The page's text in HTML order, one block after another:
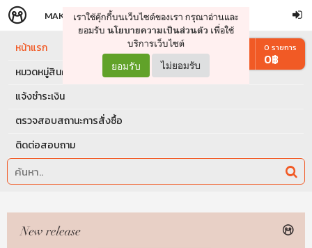
จัดการรถเข็น ดำเนินการต่อ
MAKERS STORE
เราใช้คุ๊กกี้บนเว็บไซต์ของเรา กรุณาอ่านและ
ยอมรับ นโยบายความเป็นส่วนตัว เพื่อใช้
บริการเว็บไซต์
ยอมรับ ไม่ยอมรับ
หน้าแรก
หมวดหมู่สินค้า
แจ้งชำระเงิน
ตรวจสอบสถานะการสั่งซื้อ
ติดต่อสอบถาม
0 รายการ
0฿